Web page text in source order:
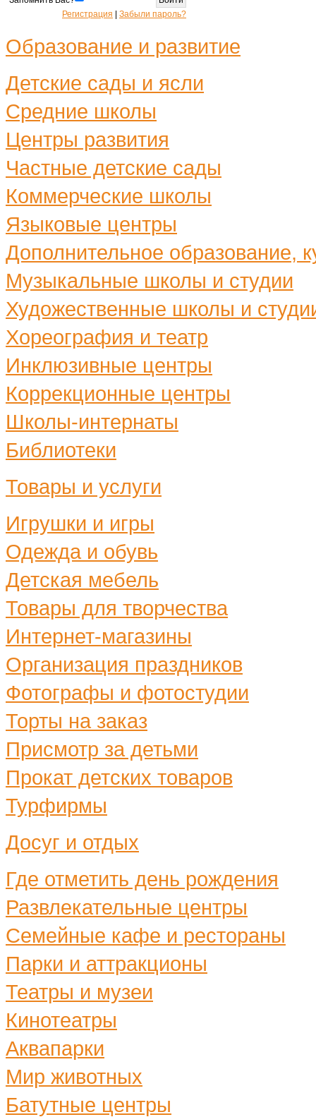
Регистрация | Забыли пароль?
Образование и развитие
Детские сады и ясли
Средние школы
Центры развития
Частные детские сады
Коммерческие школы
Языковые центры
Дополнительное образование,
Музыкальные школы и студии
Художественные школы и
Хореография и театр
Инклюзивные центры
Коррекционные центры
Школы-интернаты
Библиотеки
Товары и услуги
Игрушки и игры
Одежда и обувь
Детская мебель
Товары для творчества
Интернет-магазины
Организация праздников
Фотографы и фотостудии
Торты на заказ
Присмотр за детьми
Прокат детских товаров
Турфирмы
Досуг и отдых
Где отметить день рождения
Развлекательные центры
Семейные кафе и рестораны
Парки и аттракционы
Театры и музеи
Кинотеатры
Аквапарки
Мир животных
Батутные центры